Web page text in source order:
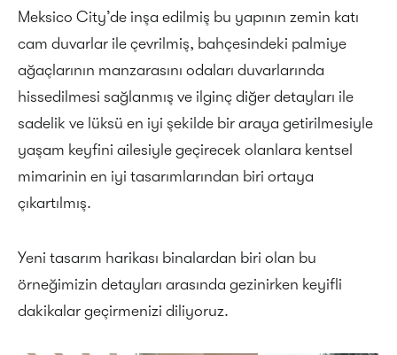
Meksico City’de inşa edilmiş bu yapının zemin katı
cam duvarlar ile çevrilmiş, bahçesindeki palmiye
ağaçlarının manzarasını odaları duvarlarında
hissedilmesi sağlanmış ve ilginç diğer detayları ile
sadelik ve lüksü en iyi şekilde bir araya getirilmesiyle
yaşam keyfini ailesiyle geçirecek olanlara kentsel
mimarinin en iyi tasarımlarından biri ortaya
çıkartılmış.
Yeni tasarım harikası binalardan biri olan bu
örneğimizin detayları arasında gezinirken keyifli
dakikalar geçirmenizi diliyoruz.